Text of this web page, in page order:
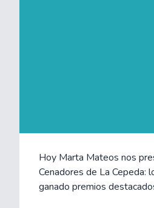
Hoy Marta Mateos nos
Cenadores de La Cepeda:
ganado premios